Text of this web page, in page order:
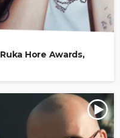
Hore Awards,